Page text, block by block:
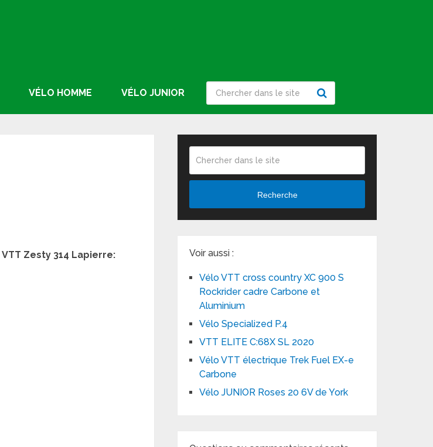
VÉLO HOMME VÉLO JUNIOR
VTT Zesty 314 Lapierre:
Recherche
Voir aussi :
Vélo VTT cross country XC 900 S
Rockrider cadre Carbone et
Aluminium
Vélo Specialized P.4
VTT ELITE C:68X SL 2020
Vélo VTT électrique Trek Fuel EX-e
Carbone
Vélo JUNIOR Roses 20 6V de York